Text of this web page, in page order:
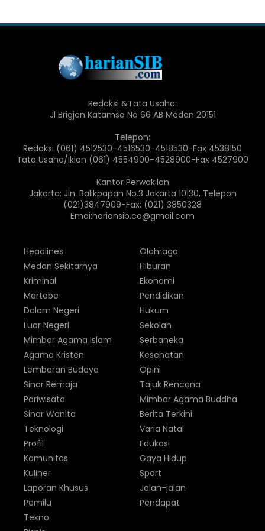
Redaksi &Tata Usaha:
Jl Brigjen Katamso No 66 AB Medan 20151
Telepon:
Redaksi (061) 4512530-4516530-4518530-Fax 4538150
Tata Usaha/Iklan (061) 4554900-4528900-Fax 4527900
Kantor Perwakilan
Jakarta: Jln. Balikpapan No.3 Jakarta 10130, Telepon
(021)3847909-Fax: (021) 3850328
Emai:hariansib.co@gmail.com
Headlines
Medan Sekitarnya
Kriminal
Martabe
Dalam Negeri
Luar Negeri
Olahraga
Hiburan
Ekonomi
Pendidikan
Hukum
Sekolah
Mimbar Agama Islam
Agama Kristen
Lembaran Budaya
Sinar Remaja
Pariwisata
Sinar Wanita
Serbaneka
Kesehatan
Opini
Tajuk Rencana
Mimbar Agama Buddha
Berita Terkini
Teknologi
Profil
Komunitas
Kuliner
Laporan Khusus
Pemilu
Varia Natal
Edukasi
Gaya Hidup
Sport
Jalan-jalan
Pendapat
Tekno